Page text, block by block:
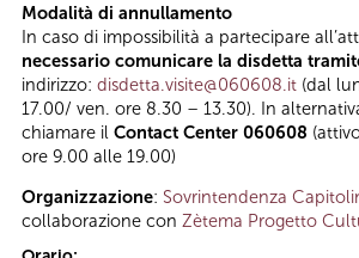
Modalità di annullamento
In caso di impossibilità a partecipare
necessario comunicare la disdetta
indirizzo: disdetta.visite@060608.it (dal
17.00/ ven. ore 8.30 – 13.30). In
chiamare il Contact Center 060608
ore 9.00 alle 19.00)
Organizzazione: Sovrintendenza
collaborazione con Zètema Progetto